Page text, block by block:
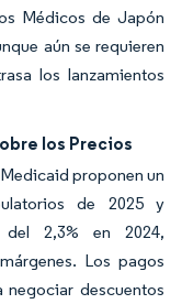
Médicos de Japón
aún se requieren
los lanzamientos
los Precios
proponen un
de 2025 y
del 2,3% en 2024,
Los pagos
negociar descuentos